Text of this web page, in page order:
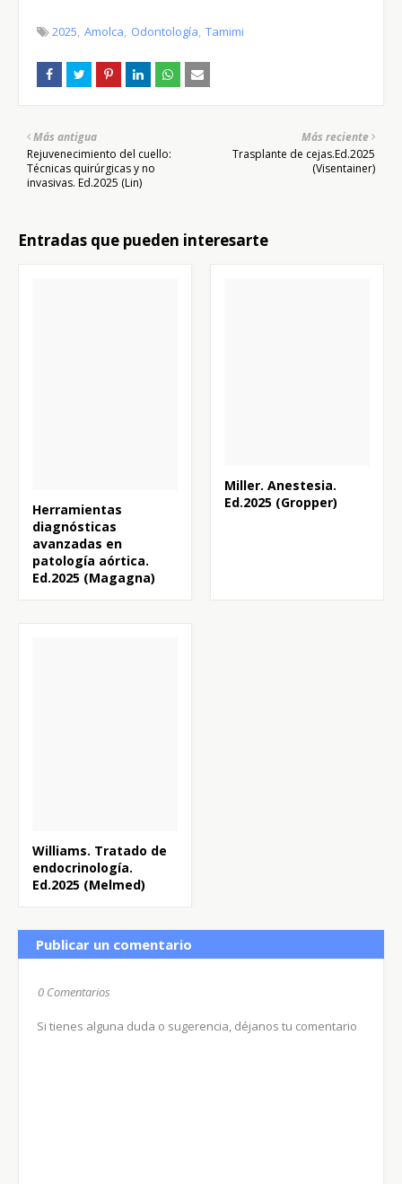
2025 Amolca Odontología Tamimi
Más reciente
Trasplante de cejas.Ed.2025
(Visentainer)
Más antigua
Rejuvenecimiento del cuello:
Técnicas quirúrgicas y no
invasivas. Ed.2025 (Lin)
Entradas que pueden interesarte
Herramientas
diagnósticas
avanzadas en
patología aórtica.
Ed.2025 (Magagna)
Miller. Anestesia.
Ed.2025 (Gropper)
Williams. Tratado de
endocrinología.
Ed.2025 (Melmed)
Publicar un comentario
0 Comentarios
Si tienes alguna duda o sugerencia, déjanos tu comentario